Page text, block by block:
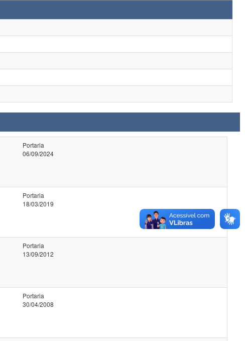
Portaria
06/09/2024
Portaria
18/03/2019
Portaria
13/09/2012
Portaria
30/04/2008